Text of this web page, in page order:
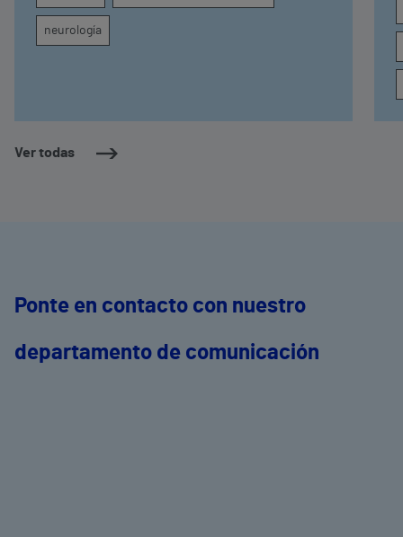
Ver todas
neurología
Ponte en contacto con nuestro
departamento de comunicación